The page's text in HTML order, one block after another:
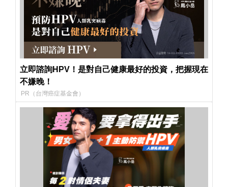
立即諮詢HPV！是對自己健康最好的投資，把握現在
不嫌晚！
PR（台灣癌症基金會）